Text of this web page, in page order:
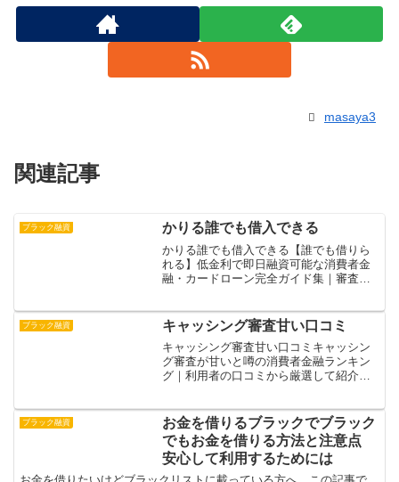
masaya3
関連記事
ブラック融資 かりる誰でも借入できる
かりる誰でも借入できる【誰でも借りら
れる】低金利で即日融資可能な消費者金
融・カードローン完全ガイド集｜審査に
解説します。審査に不安があっても、必
ず借入できる方法が存在す...
ブラック融資 キャッシング審査甘い口コミ
キャッシング審査甘い口コミキャッシン
グ審査が甘いと噂の消費者金融ランキン
グ｜利用者の口コミから厳選して紹介！
説。審査基準の裏側や通過のコツを、実
体験に基づいて分かりやすく...
ブラック融資
お金を借りるブラックでブラック
でもお金を借りる方法と注意点
安心して利用するためには